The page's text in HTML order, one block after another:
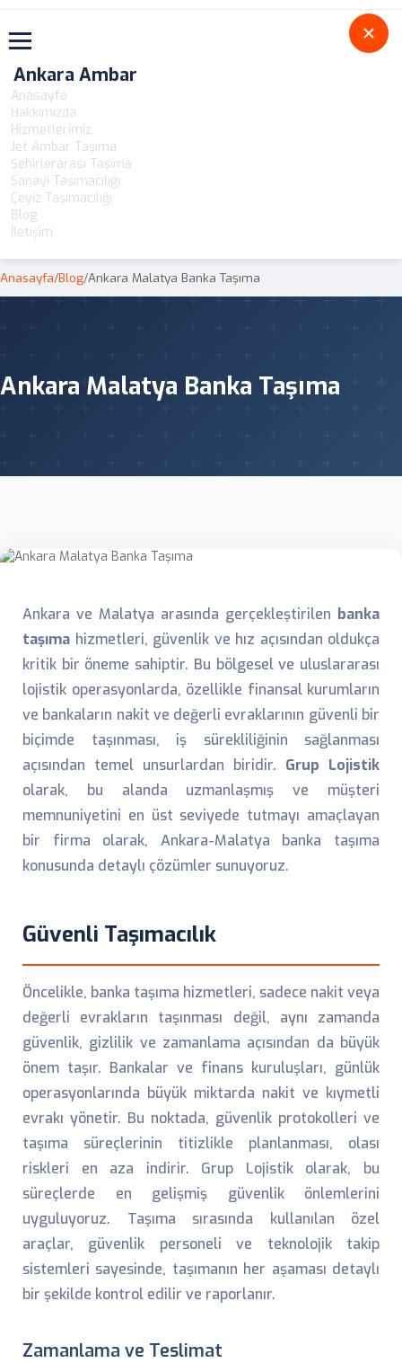
Toggle navigation
Ankara Ambar
Anasayfa
Hakkımızda
Hizmetlerimiz
Jet Ambar Taşıma
Şehirlerarası Taşıma
Sanayi Taşımacılığı
Çeyiz Taşımacılığı
Blog
İletişim
Anasayfa/Blog/Ankara Malatya Banka Taşıma
Ankara Malatya Banka Taşıma
Ankara ve Malatya arasında gerçekleştirilen banka
taşıma hizmetleri, güvenlik ve hız açısından oldukça
kritik bir öneme sahiptir. Bu bölgesel ve uluslararası
lojistik operasyonlarda, özellikle finansal kurumların
ve bankaların nakit ve değerli evraklarının güvenli bir
biçimde taşınması, iş sürekliliğinin sağlanması
açısından temel unsurlardan biridir. Grup Lojistik
olarak, bu alanda uzmanlaşmış ve müşteri
memnuniyetini en üst seviyede tutmayı amaçlayan
bir firma olarak, Ankara-Malatya banka taşıma
konusunda detaylı çözümler sunuyoruz.
Güvenli Taşımacılık
Öncelikle, banka taşıma hizmetleri, sadece nakit veya
değerli evrakların taşınması değil, aynı zamanda
güvenlik, gizlilik ve zamanlama açısından da büyük
önem taşır. Bankalar ve finans kuruluşları, günlük
operasyonlarında büyük miktarda nakit ve kıymetli
evrakı yönetir. Bu noktada, güvenlik protokolleri ve
taşıma süreçlerinin titizlikle planlanması, olası
riskleri en aza indirir. Grup Lojistik olarak, bu
süreçlerde en gelişmiş güvenlik önlemlerini
uyguluyoruz. Taşıma sırasında kullanılan özel
araçlar, güvenlik personeli ve teknolojik takip
sistemleri sayesinde, taşımanın her aşaması detaylı
bir şekilde kontrol edilir ve raporlanır.
Zamanlama ve Teslimat